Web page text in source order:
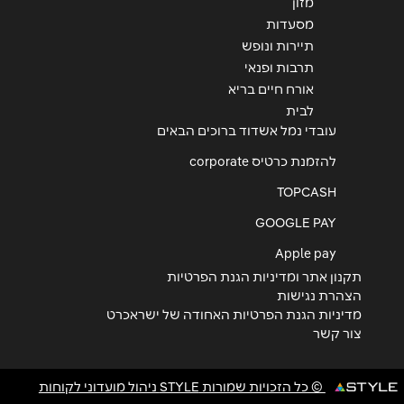
מסעדות
תיירות ונופש
תרבות ופנאי
אורח חיים בריא
לבית
עובדי נמל אשדוד ברוכים הבאים
להזמנת כרטיס corporate
TOPCASH
GOOGLE PAY
Apple pay
תקנון אתר ומדיניות הגנת הפרטיות
הצהרת נגישות
מדיניות הגנת הפרטיות האחודה של ישראכרט
צור קשר
© כל הזכויות שמורות STYLE ניהול מועדוני לקוחות